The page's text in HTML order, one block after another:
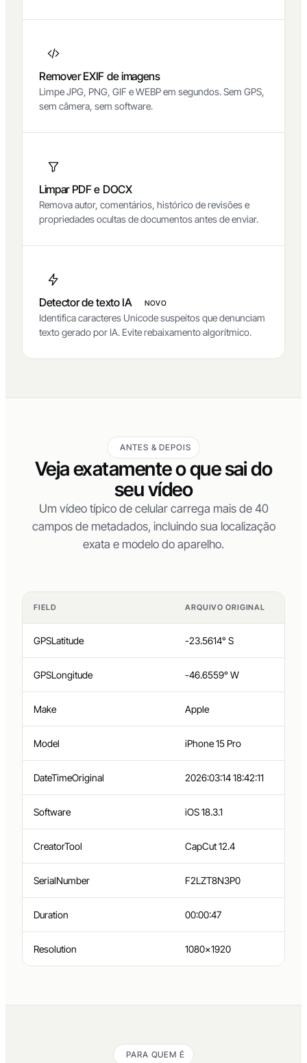
Remover EXIF de imagens
Limpe JPG, PNG, GIF e WEBP em segundos. Sem GPS,
sem câmera, sem software.
Limpar PDF e DOCX
Remova autor, comentários, histórico de revisões e
propriedades ocultas de documentos antes de enviar.
Detector de texto IA NOVO
Identifica caracteres Unicode suspeitos que denunciam
texto gerado por IA. Evite rebaixamento algorítmico.
ANTES & DEPOIS
Veja exatamente o que sai do
seu vídeo
Um vídeo típico de celular carrega mais de 40
campos de metadados, incluindo sua localização
exata e modelo do aparelho.
FIELD ARQUIVO ORIGINAL
GPSLatitude -23.5614° S
GPSLongitude -46.6559° W
Make Apple
Model iPhone 15 Pro
DateTimeOriginal 2026:03:14 18:42:11
Software iOS 18.3.1
CreatorTool CapCut 12.4
SerialNumber F2LZT8N3P0
Duration 00:00:47
Resolution 1080×1920
PARA QUEM É